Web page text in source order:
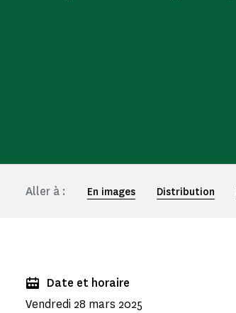
Aller à : En images Distribution
Date et horaire
Vendredi 28 mars 2025